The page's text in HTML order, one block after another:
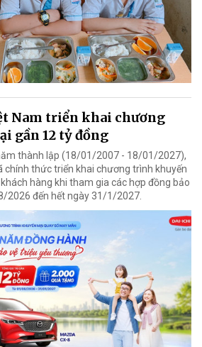
Nam triển khai chương
gần 12 tỷ đồng
thành lập (18/01/2007 - 18/01/2027),
chính thức triển khai chương trình khuyến
hàng khi tham gia các hợp đồng bảo
2026 đến hết ngày 31/1/2027.